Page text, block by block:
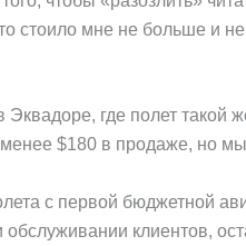
стоило мне не больше и
где полет такой
менее $180 в продаже, но
с первой бюджетной
клиентов,